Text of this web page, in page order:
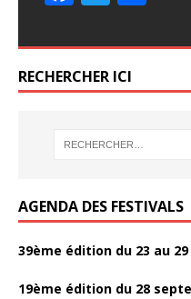
e
b
o
itt
er
ta
RECHERCHER ICI
AGENDA DES FESTIVALS
39ème édition du 23 au
19ème édition du 28